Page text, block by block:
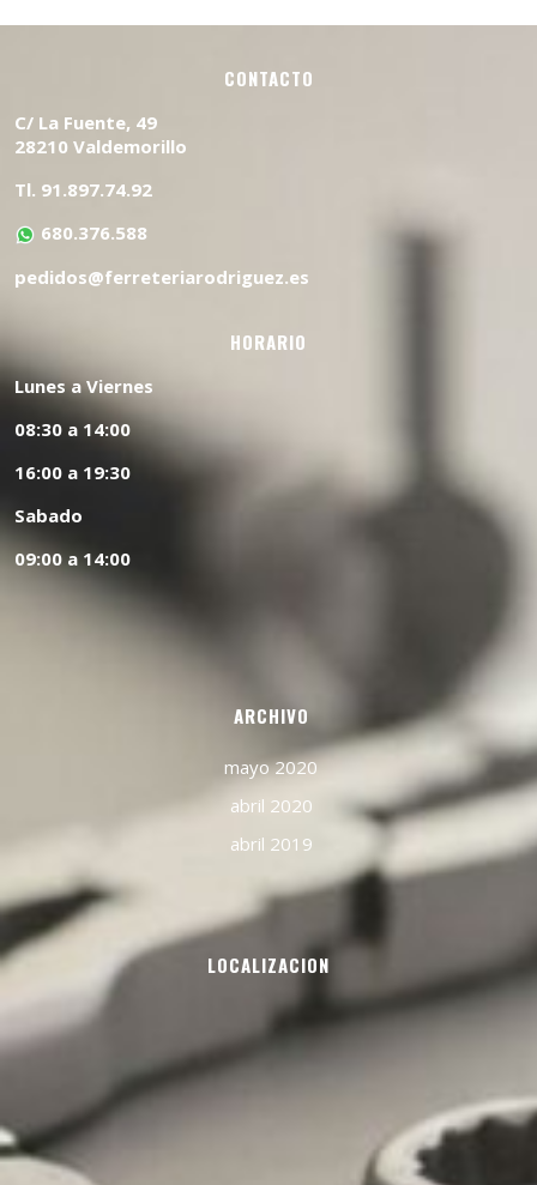
CONTACTO
C/ La Fuente, 49
28210 Valdemorillo
Tl. 91.897.74.92
680.376.588
pedidos@ferreteriarodriguez.es
HORARIO
Lunes a Viernes
08:30 a 14:00
16:00 a 19:30
Sabado
09:00 a 14:00
ARCHIVO
mayo 2020
abril 2020
abril 2019
LOCALIZACION